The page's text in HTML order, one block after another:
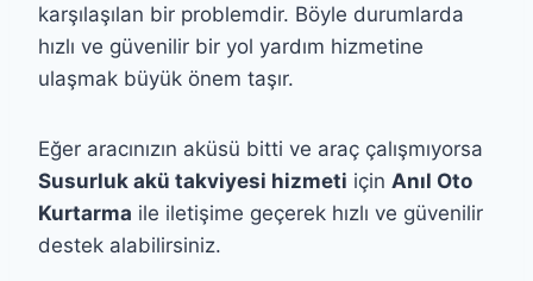
karşılaşılan bir problemdir. Böyle durumlarda
hızlı ve güvenilir bir yol yardım hizmetine
ulaşmak büyük önem taşır.
Eğer aracınızın aküsü bitti ve araç çalışmıyorsa
Susurluk akü takviyesi hizmeti için Anıl Oto
Kurtarma ile iletişime geçerek hızlı ve güvenilir
destek alabilirsiniz.